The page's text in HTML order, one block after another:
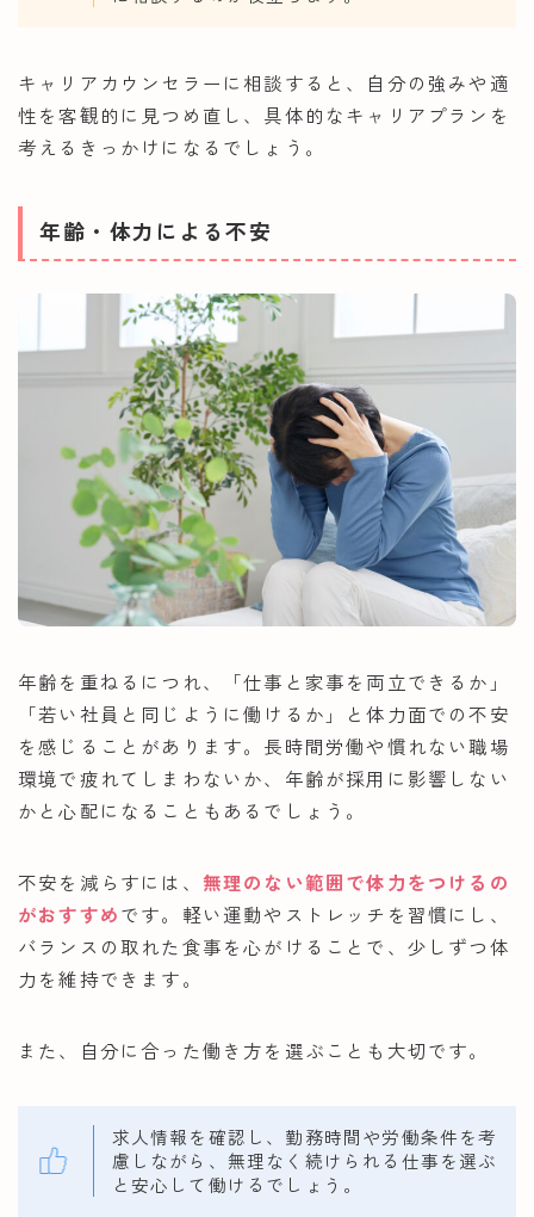
キャリアカウンセラーに相談すると、自分の強みや適
性を客観的に見つめ直し、具体的なキャリアプランを
考えるきっかけになるでしょう。
年齢・体力による不安
年齢を重ねるにつれ、「仕事と家事を両立できるか」
「若い社員と同じように働けるか」と体力面での不安
を感じることがあります。長時間労働や慣れない職場
環境で疲れてしまわないか、年齢が採用に影響しない
かと心配になることもあるでしょう。
不安を減らすには、 無理のない範囲で体力をつけるの
がおすすめです。軽い運動やストレッチを習慣にし、
バランスの取れた食事を心がけることで、少しずつ体
力を維持できます。
また、自分に合った働き方を選ぶことも大切です。
求人情報を確認し、勤務時間や労働条件を考
慮しながら、無理なく続けられる仕事を選ぶ
と安心して働けるでしょう。